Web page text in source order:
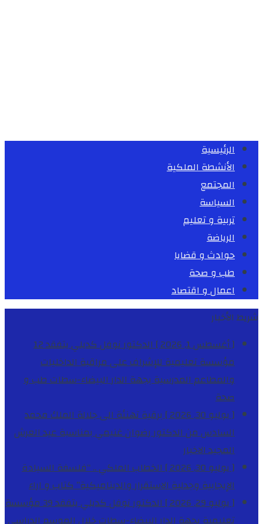
الرئيسية
الأنشطة الملكية
المجتمع
السياسة
تربية و تعليم
الرياضة
حوادث و قضايا
طب و صحة
اعمال و اقتصاد
شريط الأخبار
[ أغسطس 1, 2026 ]
الدكتور نوفل كديلي يتفقد 12
مؤسسة تعليمية للإشراف على مراقبة الداخليات
والمطاعم المدرسية بجهة الدار البيضاء-سطاتطب و
صحة
[ يوليو 30, 2026 ]
برقية تهنئة الى جلالة الملك محمد
السادس من الدكتور رضوان غنيمي بمناسبة عيد العرش
المجيدالاخبار
[ يوليو 30, 2026 ]
الخطاب الملكي .. “فلسفة السيادة
الإيجابية وجدلية الاستقرار والديناميكية”كتاب و اراء
[ يوليو 29, 2026 ]
الدكتور نوفل كديلي يتفقد 39 مؤسسة
تعليمية بجهة الدار البيضاء-سطات خلال الموسم الدراسي